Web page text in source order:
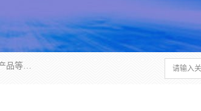
北京华信万佳商贸有限公司主要经营销售食用农产品、建筑材料，五金产品、机械设备、电子产品等。 我们有好的产品和专业的销售和技术团队，始终为客户提供好的产品和技术支持、健全的售后服务，如果您对我公司的产品服务有兴趣，期待您在线留言或者来电咨询!